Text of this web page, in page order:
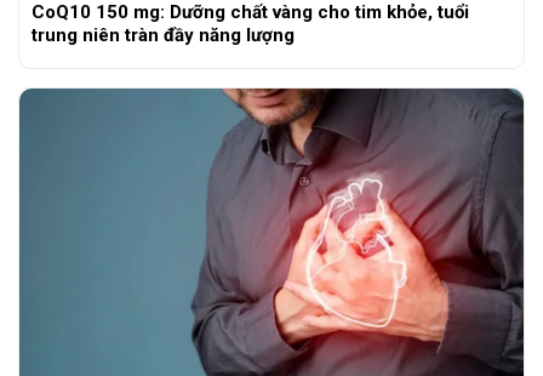
CoQ10 150 mg: Dưỡng chất vàng cho tim khỏe, tuổi
trung niên tràn đầy năng lượng